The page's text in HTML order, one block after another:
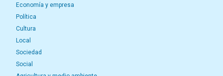
Economía y empresa
Política
Cultura
Local
Sociedad
Social